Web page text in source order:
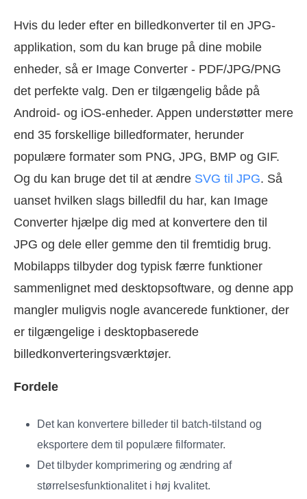
Hvis du leder efter en billedkonverter til en JPG-
applikation, som du kan bruge på dine mobile
enheder, så er Image Converter - PDF/JPG/PNG
det perfekte valg. Den er tilgængelig både på
Android- og iOS-enheder. Appen understøtter mere
end 35 forskellige billedformater, herunder
populære formater som PNG, JPG, BMP og GIF.
Og du kan bruge det til at ændre SVG til JPG. Så
uanset hvilken slags billedfil du har, kan Image
Converter hjælpe dig med at konvertere den til
JPG og dele eller gemme den til fremtidig brug.
Mobilapps tilbyder dog typisk færre funktioner
sammenlignet med desktopsoftware, og denne app
mangler muligvis nogle avancerede funktioner, der
er tilgængelige i desktopbaserede
billedkonverteringsværktøjer.
Fordele
Det kan konvertere billeder til batch-tilstand og
eksportere dem til populære filformater.
Det tilbyder komprimering og ændring af
størrelsesfunktionalitet i høj kvalitet.